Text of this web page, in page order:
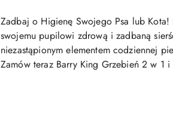
Zadbaj o Higienę Swojego Psa lub
swojemu pupilowi zdrową i zadbaną
niezastąpionym elementem codziennej
Zamów teraz Barry King Grzebień 2 w 1